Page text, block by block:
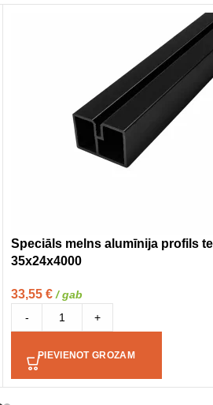
Speciāls melns alumīnija profils
35x24x4000
33,55 € / gab
-
+
PIEVIENOT GROZAM